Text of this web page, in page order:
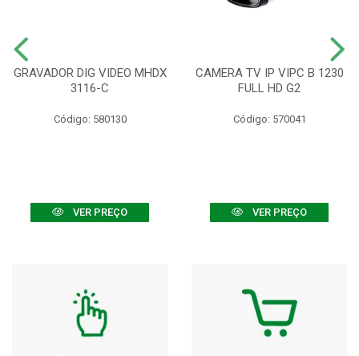
GRAVADOR DIG VIDEO MHDX
3116-C
Código: 580130
VER PREÇO
CAMERA TV IP VIPC B 1230
FULL HD G2
Código: 570041
VER PREÇO